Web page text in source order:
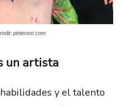
pinterest.com
un artista
y el talento